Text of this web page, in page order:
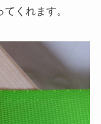
くれます。